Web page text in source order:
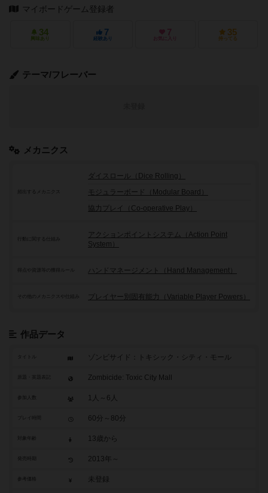
マイボードゲーム登録者
34
興味あり
7
経験あり
7
お気に入り
35
持ってる
テーマ/フレーバー
メカニクス
頻出するメカニクス
ダイスロール（Dice Rolling）
モジュラーボード（Modular Board）
協力プレイ（Co-operative Play）
行動に関する仕組み
アクションポイントシステム（Action Point
System）
ハンドマネージメント（Hand Management）
その他のメカニクスや仕組み プレイヤー別固有能力（Variable Player Powers）
作品データ
タイトル ゾンビサイド：トキシック・シティ・モール
Zombicide: Toxic City Mall
参加人数 1人～6人
60分～80分
13歳から
2013年～
参考価格 未登録